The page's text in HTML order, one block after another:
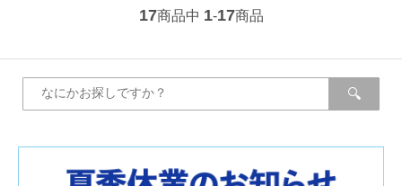
17商品中 1-17商品